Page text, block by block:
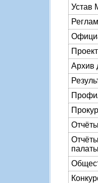
Устав
Архив
палаты